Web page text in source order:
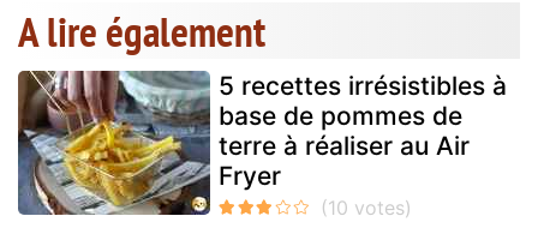
A lire également
5 recettes irrésistibles à
base de pommes de
terre à réaliser au Air
Fryer